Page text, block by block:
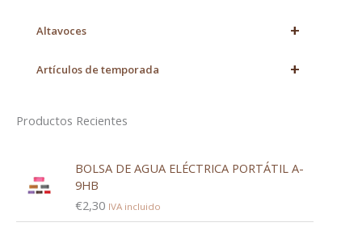
+
Altavoces
+
Artículos de temporada
Productos Recientes
BOLSA DE AGUA ELÉCTRICA PORTÁTIL A-
9HB
€2,30 IVA incluido